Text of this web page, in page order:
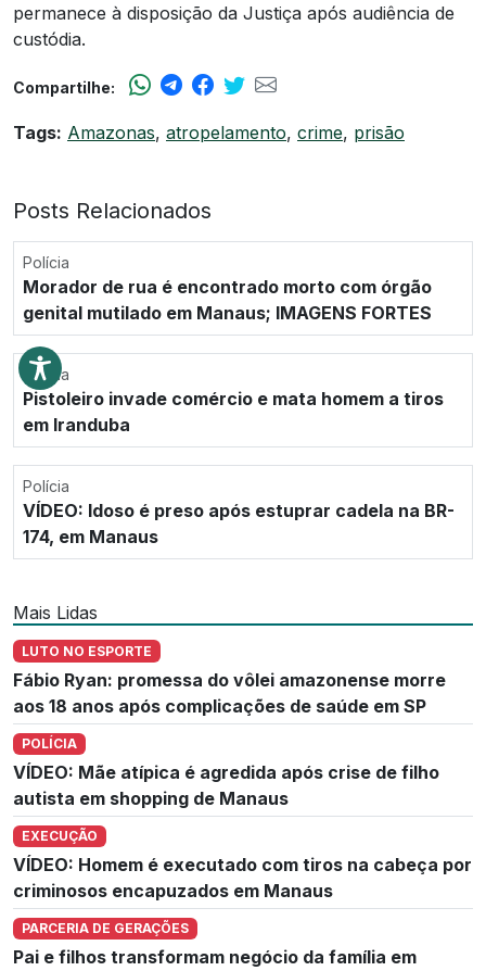
permanece à disposição da Justiça após audiência de
custódia.
Compartilhe:
Tags: Amazonas, atropelamento, crime, prisão
Posts Relacionados
Polícia
Morador de rua é encontrado morto com órgão
genital mutilado em Manaus; IMAGENS FORTES
Polícia
Pistoleiro invade comércio e mata homem a tiros
em Iranduba
Polícia
VÍDEO: Idoso é preso após estuprar cadela na BR-
174, em Manaus
Mais Lidas
LUTO NO ESPORTE
Fábio Ryan: promessa do vôlei amazonense morre
aos 18 anos após complicações de saúde em SP
POLÍCIA
VÍDEO: Mãe atípica é agredida após crise de filho
autista em shopping de Manaus
EXECUÇÃO
VÍDEO: Homem é executado com tiros na cabeça por
criminosos encapuzados em Manaus
PARCERIA DE GERAÇÕES
Pai e filhos transformam negócio da família em